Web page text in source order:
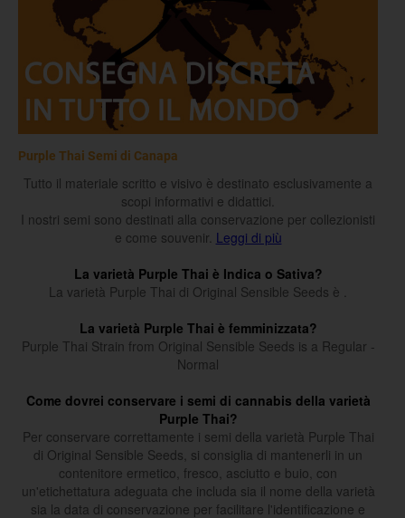
Purple Thai Semi di Canapa
Tutto il materiale scritto e visivo è destinato esclusivamente a
scopi informativi e didattici.
I nostri semi sono destinati alla conservazione per collezionisti
e come souvenir. Leggi di più
La varietà Purple Thai è Indica o Sativa?
La varietà Purple Thai di Original Sensible Seeds è .
La varietà Purple Thai è femminizzata?
Purple Thai Strain from Original Sensible Seeds is a Regular -
Normal
Come dovrei conservare i semi di cannabis della varietà
Purple Thai?
Per conservare correttamente i semi della varietà Purple Thai
di Original Sensible Seeds, si consiglia di mantenerli in un
contenitore ermetico, fresco, asciutto e buio, con
un'etichettatura adeguata che includa sia il nome della varietà
sia la data di conservazione per facilitare l'identificazione e